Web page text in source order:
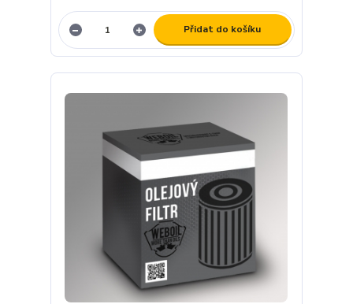
Přidat do košíku